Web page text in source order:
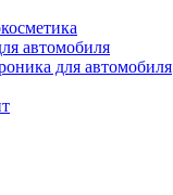
автомобиля
для автомобиля